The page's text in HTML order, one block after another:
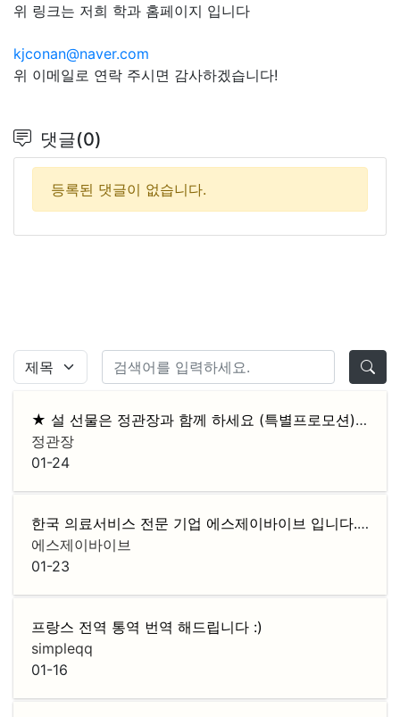
위 링크는 저희 학과 홈페이지 입니다
kjconan@naver.com
위 이메일로 연락 주시면 감사하겠습니다!
댓글(0)
등록된 댓글이 없습니다.
★ 설 선물은 정관장과 함께 하세요 (특별프로모션)★
정관장
01-24
한국 의료서비스 전문 기업 에스제이바이브 입니다. ( 협력사 모집 )
에스제이바이브
01-23
프랑스 전역 통역 번역 해드립니다 :)
simpleqq
01-16